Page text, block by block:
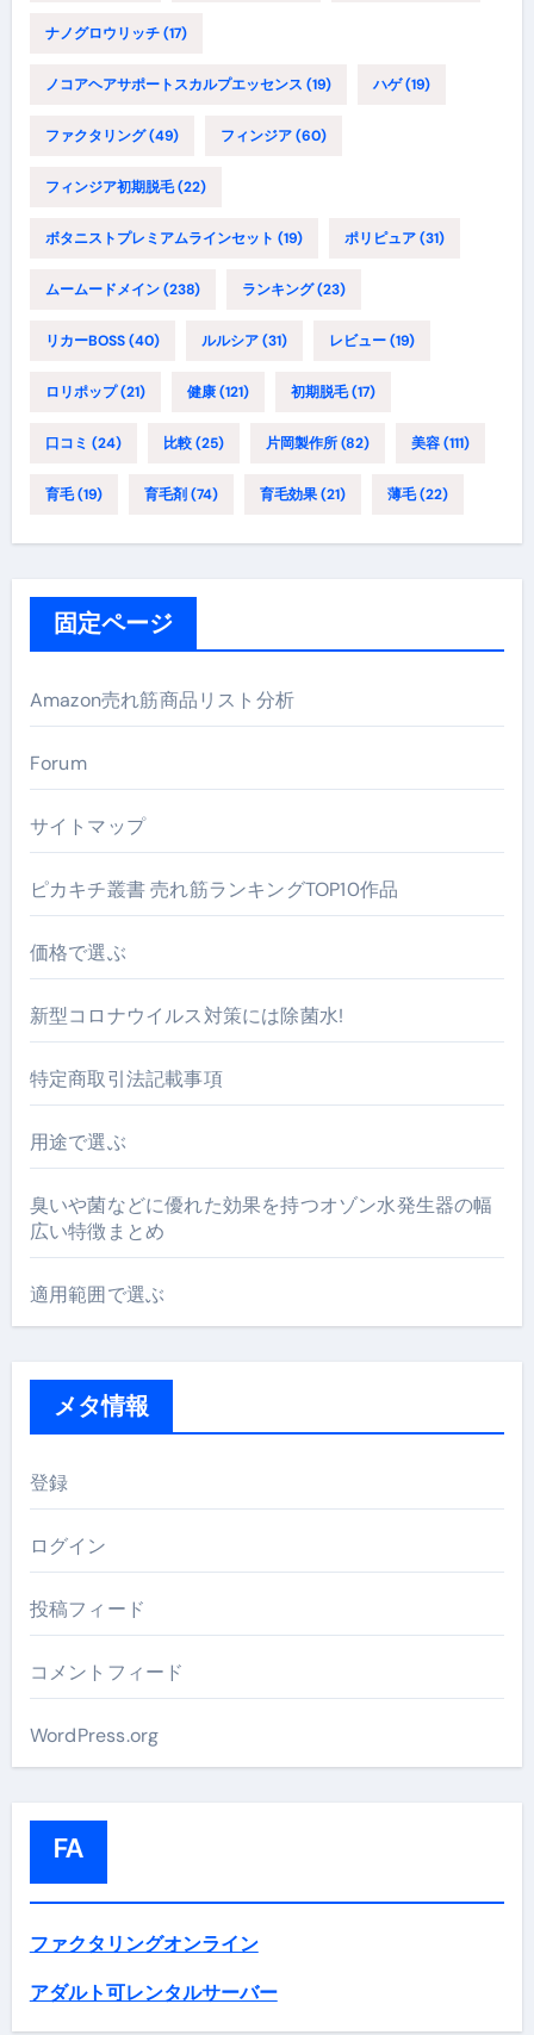
ナノグロウリッチ(17)
ノコアヘアサポートスカルプエッセンス (19) ハゲ(19)
ファクタリング(49) フィンジア(60)
フィンジア初期脱毛(22)
ボタニストプレミアムラインセット (19) ポリピュア(31)
ムームードメイン(238) ランキング(23)
リカーBOSS(40) ルルシア(31) レビュー(19)
ロリポップ(21) 健康(121) 初期脱毛(17)
口コミ (24) 比較(25) 片岡製作所(82) 美容(111)
育毛(19) 育毛剤(74) 育毛効果(21) 薄毛(22)
固定ページ
Amazon売れ筋商品リスト分析
Forum
サイトマップ
ピカキチ叢書 売れ筋ランキングTOP10作品
価格で選ぶ
新型コロナウイルス対策には除菌水!
特定商取引法記載事項
用途で選ぶ
臭いや菌などに優れた効果を持つオゾン水発生器の幅
広い特徴まとめ
適用範囲で選ぶ
メタ情報
登録
ログイン
投稿フィード
コメントフィード
WordPress.org
FA
ファクタリングオンライン
アダルト可レンタルサーバー